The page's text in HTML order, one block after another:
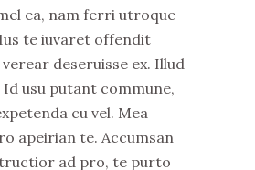
ea, nam ferri utroque
te iuvaret offendit
deseruisse ex. Illud
usu putant commune,
cu vel. Mea
apeirian te. Accumsan
ad pro, te purto